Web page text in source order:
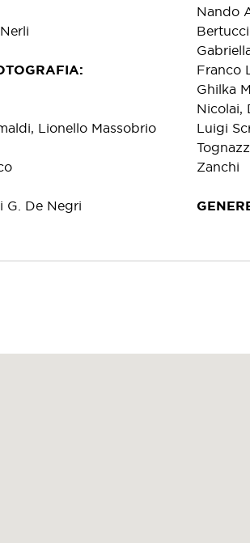
Lionello Massobrio
G. De Negri
Nando
Franco
Ghilka
Nicolai,
Luigi
Zanchi